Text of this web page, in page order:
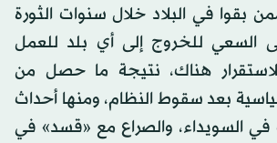
بقوا في البلاد خلال سنوات الثورة
السعي للخروج إلى أي بلد للعمل
هناك، نتيجة ما حصل من
بعد سقوط النظام، ومنها أحداث
السويداء، والصراع مع «قسد» في